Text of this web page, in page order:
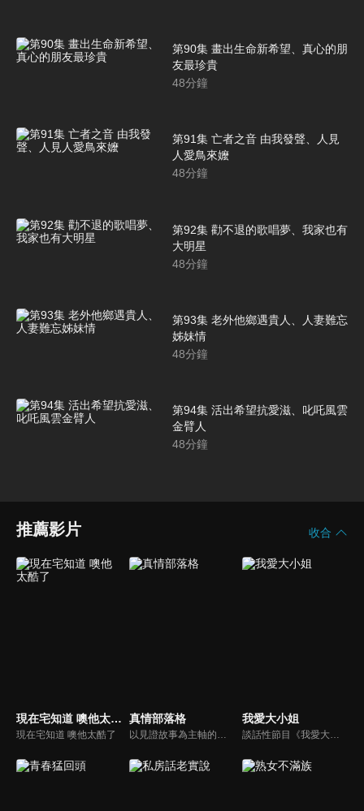
第90集 畫出生命新希望、真心的朋
友最珍貴
48分鐘
第91集 亡者之音 由我發聲、人見
人愛鳥來嬤
48分鐘
第92集 勸不退的歌唱夢、我家也有
大明星
48分鐘
第93集 老外他鄉遇貴人、人妻難忘
姊妹情
48分鐘
第94集 活出希望抗愛滋、叱吒風雲
金臂人
48分鐘
推薦影片 收合
現在宅知道 噢他太酷了
現在宅知道 噢他太酷了
真情部落格 我愛大小姐